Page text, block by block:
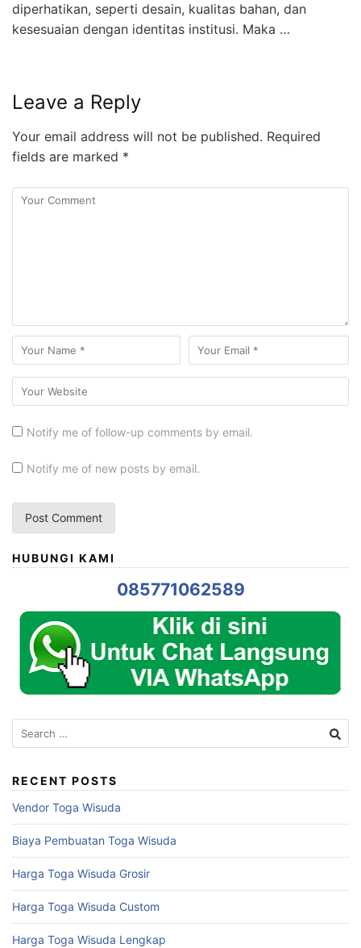
diperhatikan, seperti desain, kualitas bahan, dan
kesesuaian dengan identitas institusi. Maka …
Leave a Reply
Your email address will not be published. Required
fields are marked *
Notify me of follow-up comments by email.
Notify me of new posts by email.
HUBUNGI KAMI
085771062589
Search
for:
RECENT POSTS
Vendor Toga Wisuda
Biaya Pembuatan Toga Wisuda
Harga Toga Wisuda Grosir
Harga Toga Wisuda Custom
Harga Toga Wisuda Lengkap